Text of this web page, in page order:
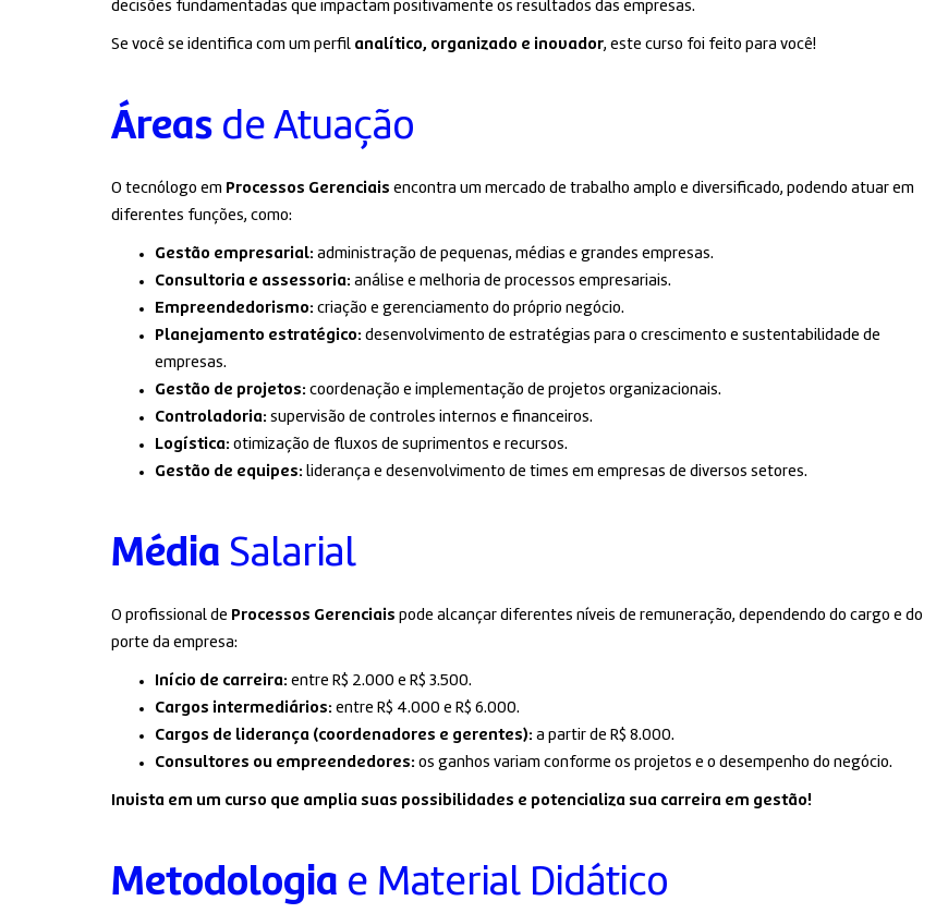
decisões fundamentadas que impactam positivamente os resultados das empresas.
Se você se identifica com um perfil analítico, organizado e inovador, este curso foi feito para você!
Áreas de Atuação
O tecnólogo em Processos Gerenciais encontra um mercado de trabalho amplo e diversificado, podendo atuar em
diferentes funções, como:
Gestão empresarial: administração de pequenas, médias e grandes empresas.
Consultoria e assessoria: análise e melhoria de processos empresariais.
Empreendedorismo: criação e gerenciamento do próprio negócio.
Planejamento estratégico: desenvolvimento de estratégias para o crescimento e sustentabilidade de
empresas.
Gestão de projetos: coordenação e implementação de projetos organizacionais.
Controladoria: supervisão de controles internos e financeiros.
Logística: otimização de fluxos de suprimentos e recursos.
Gestão de equipes: liderança e desenvolvimento de times em empresas de diversos setores.
Média Salarial
O profissional de Processos Gerenciais pode alcançar diferentes níveis de remuneração, dependendo do cargo e do
porte da empresa:
Início de carreira: entre R$ 2.000 e R$ 3.500.
Cargos intermediários: entre R$ 4.000 e R$ 6.000.
Cargos de liderança (coordenadores e gerentes): a partir de R$ 8.000.
Consultores ou empreendedores: os ganhos variam conforme os projetos e o desempenho do negócio.
Invista em um curso que amplia suas possibilidades e potencializa sua carreira em gestão!
Metodologia e Material Didático